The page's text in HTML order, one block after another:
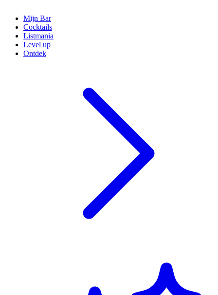
Mijn Bar
Cocktails
Listmania
Level up
Ontdek